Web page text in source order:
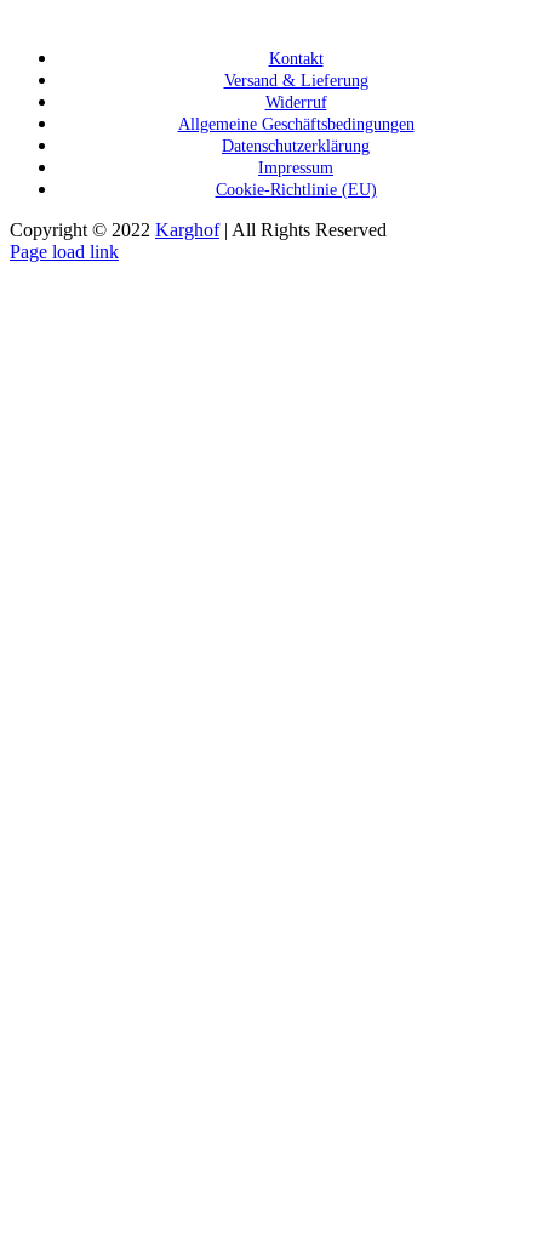
Kontakt
Versand & Lieferung
Widerruf
Allgemeine Geschäftsbedingungen
Datenschutzerklärung
Impressum
Cookie-Richtlinie (EU)
Copyright © 2022 Karghof| All Rights Reserved
Page load link